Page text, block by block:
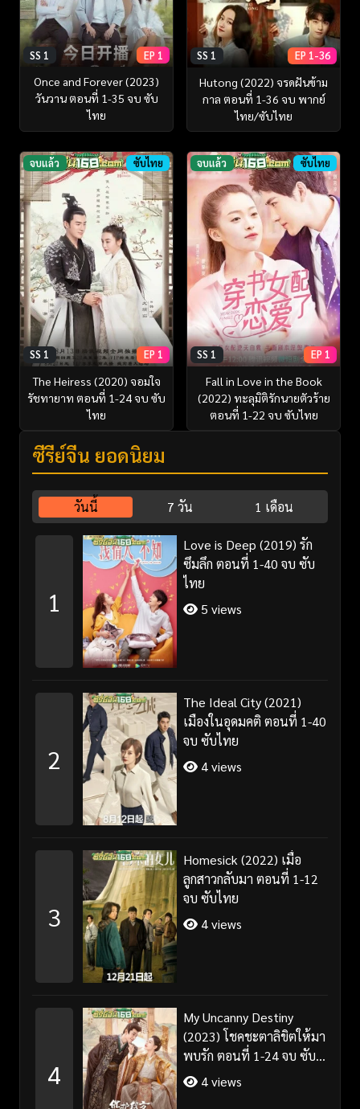
SS 1 EP 1
Once and Forever (2023)
วันวาน ตอนที่ 1-35 จบ ซับ
ไทย
SS 1 EP 1-36
Hutong (2022) จรดฝันข้าม
กาล ตอนที่ 1-36 จบ พากย์
ไทย/ซับไทย
จบแล้ว ซับไทย
SS 1 EP 1
The Heiress (2020) จอมใจ
รัชทายาท ตอนที่ 1-24 จบ ซับ
ไทย
จบแล้ว ซับไทย
SS 1 EP 1
Fall in Love in the Book
(2022) ทะลุมิติรักนายตัวร้าย
ตอนที่ 1-22 จบ ซับไทย
ซีรี่ย์จีน ยอดนิยม
วันนี้ 7 วัน 1 เดือน
1
Love is Deep (2019) รัก
ซึมลึก ตอนที่ 1-40 จบ ซับ
ไทย
5 views
2
The Ideal City (2021)
เมืองในอุดมคติ ตอนที่ 1-40
จบ ซับไทย
4 views
3
Homesick (2022) เมื่อ
ลูกสาวกลับมา ตอนที่ 1-12
จบ ซับไทย
4 views
4
My Uncanny Destiny
(2023) โชคชะตาลิขิตให้มา
พบรัก ตอนที่ 1-24 จบ ซับ
ไทย/พากย์ไทย
4 views